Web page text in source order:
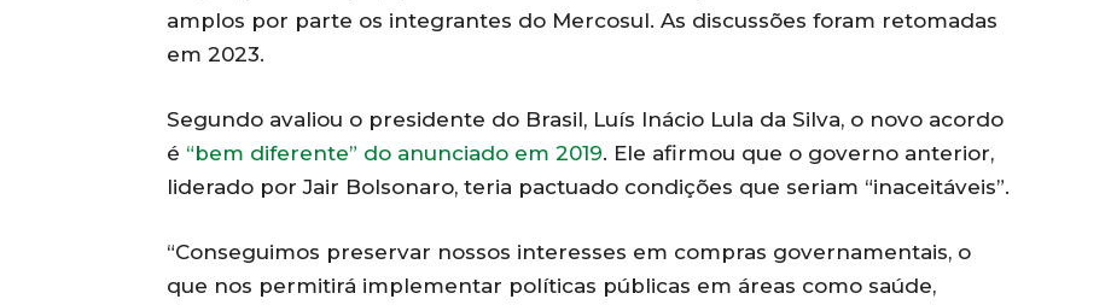
amplos por parte os integrantes do Mercosul. As discussões foram retomadas
em 2023.
Segundo avaliou o presidente do Brasil, Luís Inácio Lula da Silva, o novo acordo
é “bem diferente” do anunciado em 2019. Ele afirmou que o governo anterior,
liderado por Jair Bolsonaro, teria pactuado condições que seriam “inaceitáveis”.
“Conseguimos preservar nossos interesses em compras governamentais, o
que nos permitirá implementar políticas públicas em áreas como saúde,